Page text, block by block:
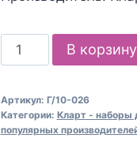
Количество
товара
для
вышивания
В корзину
Артикул: Г/10-026
Категории: Кларт - наборы
популярных